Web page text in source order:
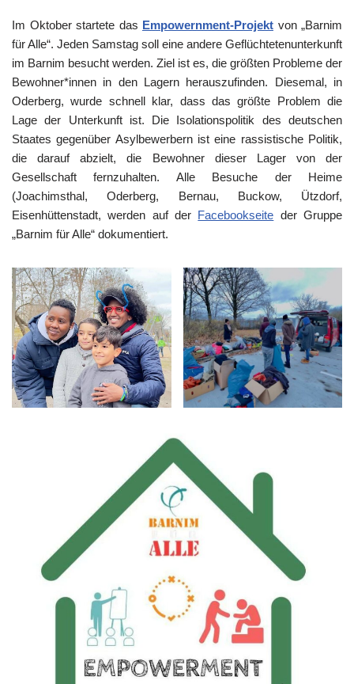
Im Oktober startete das Empowernment-Projekt von „Barnim
für Alle“. Jeden Samstag soll eine andere Geflüchtetenunterkunft
im Barnim besucht werden. Ziel ist es, die größten Probleme der
Bewohner*innen in den Lagern herauszufinden. Diesemal, in
Oderberg, wurde schnell klar, dass das größte Problem die
Lage der Unterkunft ist. Die Isolationspolitik des deutschen
Staates gegenüber Asylbewerbern ist eine rassistische Politik,
die darauf abzielt, die Bewohner dieser Lager von der
Gesellschaft fernzuhalten. Alle Besuche der Heime
(Joachimsthal, Oderberg, Bernau, Buckow, Ützdorf,
Eisenhüttenstadt, werden auf der Facebookseite der Gruppe
„Barnim für Alle“ dokumentiert.